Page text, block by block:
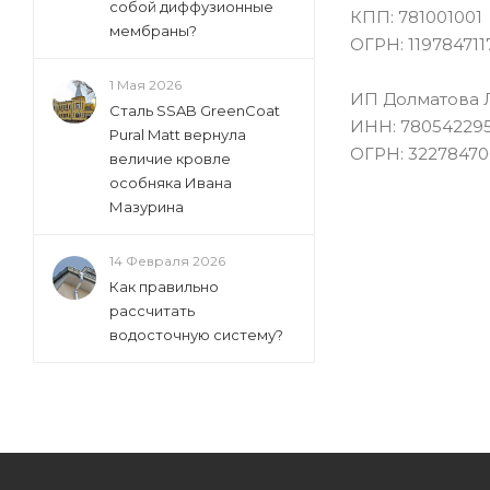
КПП: 781001001
ОГРН:
ИП Долматова
ИНН:
ОГРН:
собой диффузионные
мембраны?
1 Мая 2026
Сталь SSAB GreenCoat
Pural Matt вернула
величие кровле
особняка Ивана
Мазурина
14 Февраля 2026
Как правильно
рассчитать
водосточную систему?